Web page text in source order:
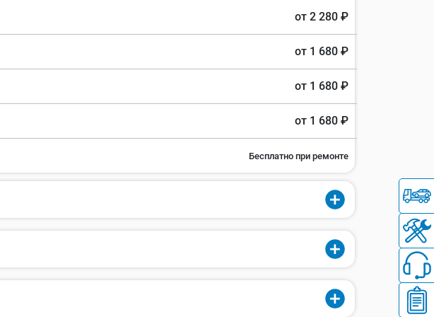
от 2 280 ₽
от 1 680 ₽
от 1 680 ₽
от 1 680 ₽
Бесплатно при ремонте